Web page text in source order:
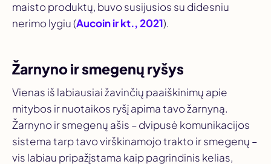
maisto produktų, buvo susijusios su didesniu
nerimo lygiu (Aucoin ir kt., 2021).
Žarnyno ir smegenų ryšys
Vienas iš labiausiai žavinčių paaiškinimų apie
mitybos ir nuotaikos ryšį apima tavo žarnyną.
Žarnyno ir smegenų ašis – dvipusė komunikacijos
sistema tarp tavo virškinamojo trakto ir smegenų –
vis labiau pripažįstama kaip pagrindinis kelias,